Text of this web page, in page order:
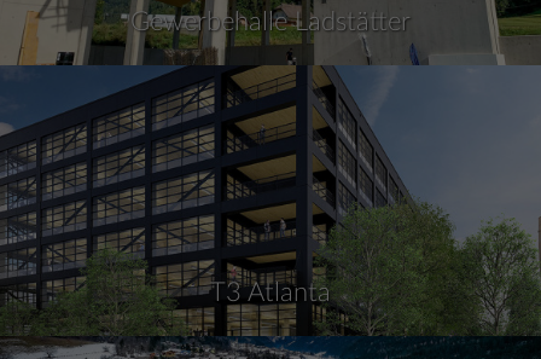
Gewerbehalle Ladstätter
T3 Atlanta